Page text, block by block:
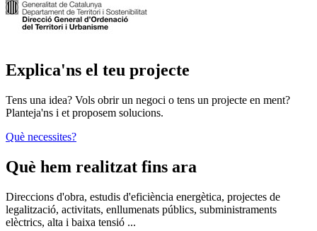
Explica'ns el teu projecte
Tens una idea? Vols obrir un negoci o tens un projecte en ment?
Planteja'ns i et proposem solucions.
Què necessites?
Què hem realitzat fins ara
Direccions d'obra, estudis d'eficiència energètica, projectes de
legalització, activitats, enllumenats públics, subministraments
elèctrics, alta i baixa tensió ...